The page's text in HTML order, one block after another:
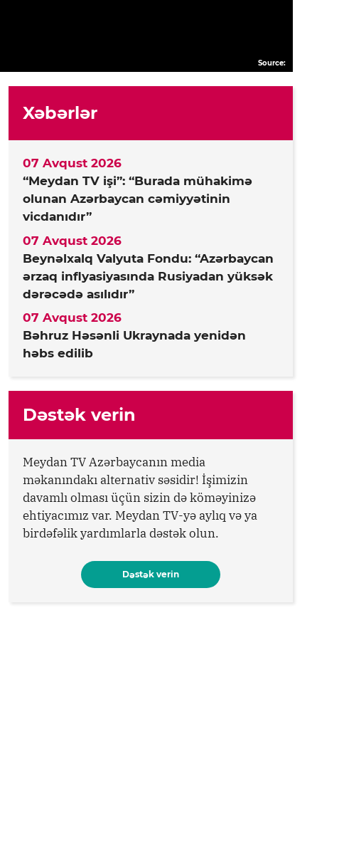
Source:
Xəbərlər
“Meydan TV işi”: “Burada mühakimə
olunan Azərbaycan cəmiyyətinin
vicdanıdır”
07 Avqust 2026
Beynəlxalq Valyuta Fondu: “Azərbaycan
ərzaq inflyasiyasında Rusiyadan yüksək
dərəcədə asılıdır”
07 Avqust 2026
Bəhruz Həsənli Ukraynada yenidən
həbs edilib
07 Avqust 2026
Dəstək verin
Meydan TV Azərbaycanın media
məkanındakı alternativ səsidir! İşimizin
davamlı olması üçün sizin də köməyinizə
ehtiyacımız var. Meydan TV-yə aylıq və ya
birdəfəlik yardımlarla dəstək olun.
Dəstək verin